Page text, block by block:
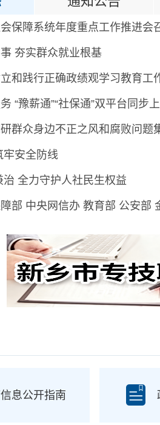
保障系统年度重点工作推进会
夯实群众就业根基
和践行正确政绩观学习教育工
“豫薪通”“社保通”双平台同步
群众身边不正之风和腐败问题
牢安全防线
全力守护人社民生权益
息公开指南